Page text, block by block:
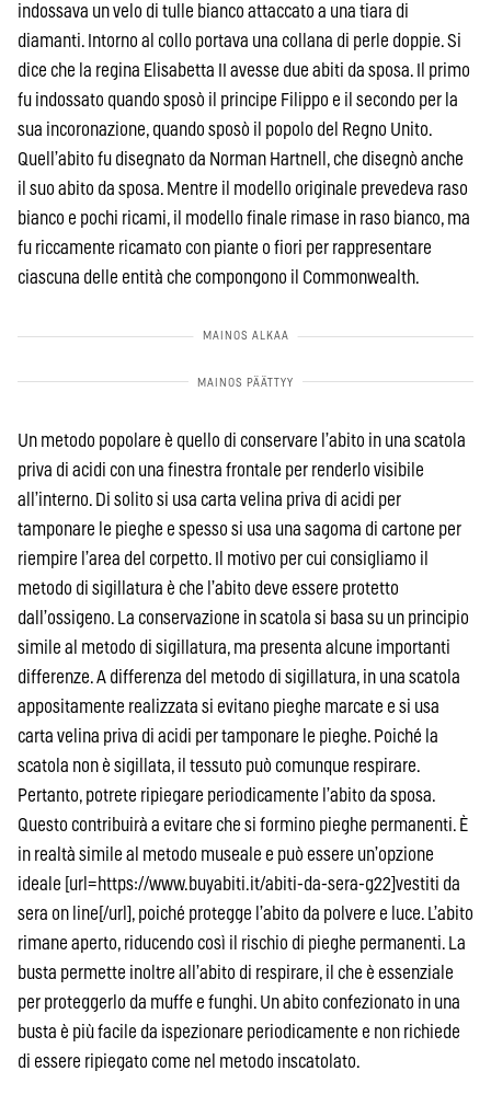
indossava un velo di tulle bianco attaccato a una tiara di
diamanti. Intorno al collo portava una collana di perle doppie. Si
dice che la regina Elisabetta II avesse due abiti da sposa. Il primo
fu indossato quando sposò il principe Filippo e il secondo per la
sua incoronazione, quando sposò il popolo del Regno Unito.
Quell’abito fu disegnato da Norman Hartnell, che disegnò anche
il suo abito da sposa. Mentre il modello originale prevedeva raso
bianco e pochi ricami, il modello finale rimase in raso bianco, ma
fu riccamente ricamato con piante o fiori per rappresentare
ciascuna delle entità che compongono il Commonwealth.
Un metodo popolare è quello di conservare l’abito in una scatola
priva di acidi con una finestra frontale per renderlo visibile
all’interno. Di solito si usa carta velina priva di acidi per
tamponare le pieghe e spesso si usa una sagoma di cartone per
riempire l’area del corpetto. Il motivo per cui consigliamo il
metodo di sigillatura è che l’abito deve essere protetto
dall’ossigeno. La conservazione in scatola si basa su un principio
simile al metodo di sigillatura, ma presenta alcune importanti
differenze. A differenza del metodo di sigillatura, in una scatola
appositamente realizzata si evitano pieghe marcate e si usa
carta velina priva di acidi per tamponare le pieghe. Poiché la
scatola non è sigillata, il tessuto può comunque respirare.
Pertanto, potrete ripiegare periodicamente l’abito da sposa.
Questo contribuirà a evitare che si formino pieghe permanenti. È
in realtà simile al metodo museale e può essere un’opzione
ideale [url=https://www.buyabiti.it/abiti-da-sera-g22]vestiti da
sera on line[/url], poiché protegge l’abito da polvere e luce. L’abito
rimane aperto, riducendo così il rischio di pieghe permanenti. La
busta permette inoltre all’abito di respirare, il che è essenziale
per proteggerlo da muffe e funghi. Un abito confezionato in una
busta è più facile da ispezionare periodicamente e non richiede
di essere ripiegato come nel metodo inscatolato.